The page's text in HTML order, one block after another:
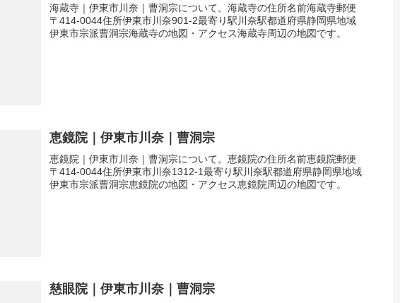
海蔵寺｜伊東市川奈｜曹洞宗について。海蔵寺の住所名前海蔵寺郵便
〒414-0044住所伊東市川奈901-2最寄り駅川奈駅都道府県静岡県地域
伊東市宗派曹洞宗海蔵寺の地図・アクセス海蔵寺周辺の地図です。
恵鏡院｜伊東市川奈｜曹洞宗
恵鏡院｜伊東市川奈｜曹洞宗について。恵鏡院の住所名前恵鏡院郵便
〒414-0044住所伊東市川奈1312-1最寄り駅川奈駅都道府県静岡県地域
伊東市宗派曹洞宗恵鏡院の地図・アクセス恵鏡院周辺の地図です。
慈眼院｜伊東市川奈｜曹洞宗